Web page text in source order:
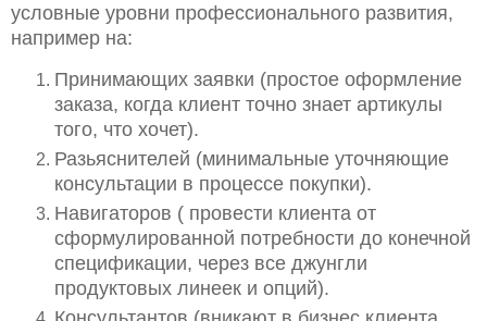
условные уровни профессионального развития,
например на:
Принимающих заявки (простое оформление
заказа, когда клиент точно знает артикулы
того, что хочет).
Разьяснителей (минимальные уточняющие
консультации в процессе покупки).
Навигаторов ( провести клиента от
сформулированной потребности до конечной
спецификации, через все джунгли
продуктовых линеек и опций).